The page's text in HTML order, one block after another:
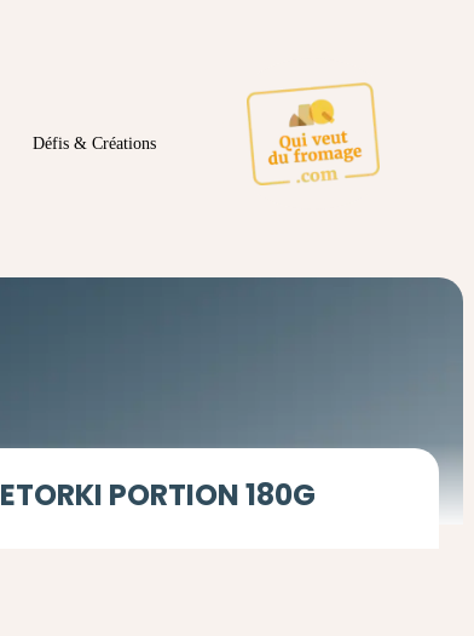
Défis & Créations
ETORKI PORTION 180G